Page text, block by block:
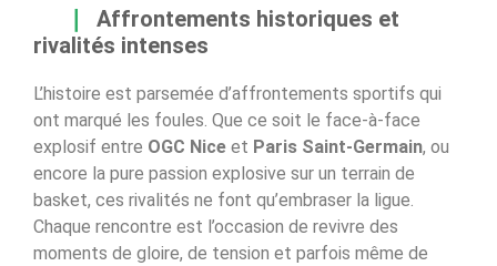
Affrontements historiques et
rivalités intenses
L’histoire est parsemée d’affrontements sportifs qui
ont marqué les foules. Que ce soit le face-à-face
explosif entre OGC Nice et Paris Saint-Germain, ou
encore la pure passion explosive sur un terrain de
basket, ces rivalités ne font qu’embraser la ligue.
Chaque rencontre est l’occasion de revivre des
moments de gloire, de tension et parfois même de